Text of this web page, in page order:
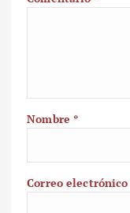
Nombre*
Correo electrónico